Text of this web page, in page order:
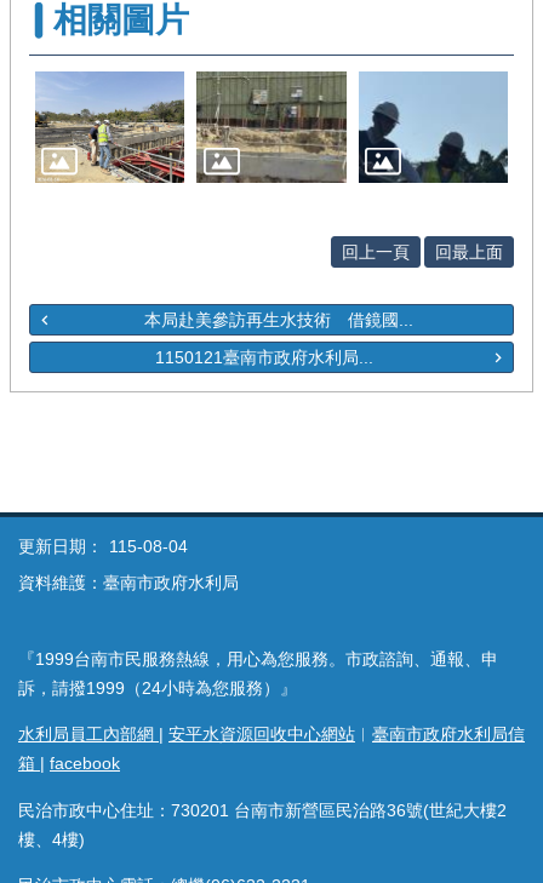
相關圖片
回上一頁 回最上面
本局赴美參訪再生水技術 借鏡國...
1150121臺南市政府水利局...
更新日期：
115-08-04
資料維護：臺南市政府水利局
『1999台南市民服務熱線，用心為您服務。市政諮詢、通報、申
訴，請撥1999（24小時為您服務）』
水利局員工內部網 | 安平水資源回收中心網站 ︱ 臺南市政府水利局信
箱 | facebook
民治市政中心住址：730201 台南市新營區民治路36號(世紀大樓2
樓、4樓)